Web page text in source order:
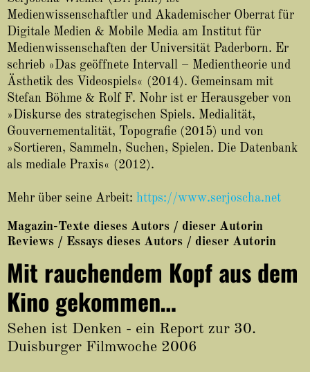
About
Medienwissenschaftler und Akademischer Oberrat für
Digitale Medien & Mobile Media am Institut für
Medienwissenschaften der Universität Paderborn. Er
schrieb »Das geöffnete Intervall – Medientheorie und
Ästhetik des Videospiels« (2014). Gemeinsam mit
Stefan Böhme & Rolf F. Nohr ist er Herausgeber von
»Diskurse des strategischen Spiels. Medialität,
Gouvernementalität, Topografie (2015) und von
»Sortieren, Sammeln, Suchen, Spielen. Die Datenbank
als mediale Praxis« (2012).
Mehr über seine Arbeit: https://www.serjoscha.net
Magazin-Texte dieses Autors / dieser Autorin
Reviews / Essays dieses Autors / dieser Autorin
Mit rauchendem Kopf aus dem
Kino gekommen…
Sehen ist Denken - ein Report zur 30.
Duisburger Filmwoche 2006